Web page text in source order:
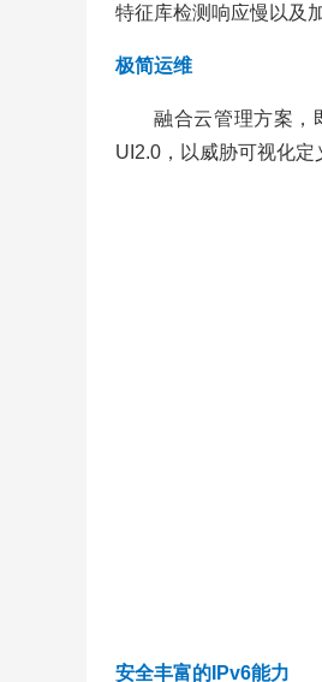
特征库检测响应慢以及
极简运维
融合云管理方案，
UI2.0，以威胁可视化
安全丰富的IPv6能力